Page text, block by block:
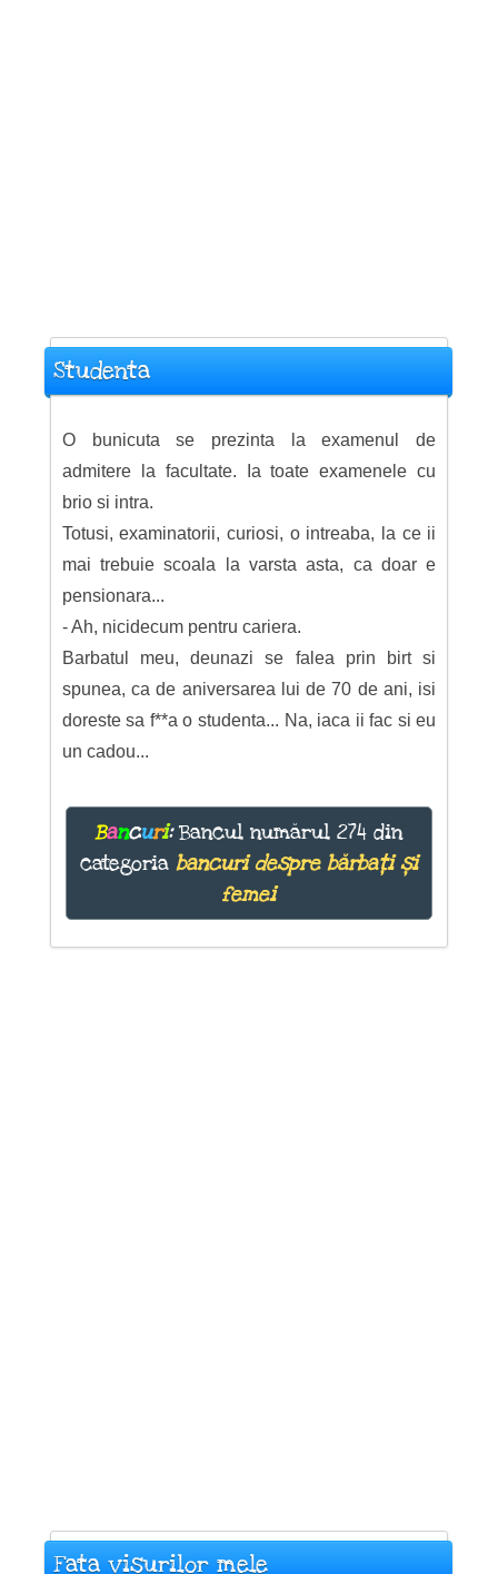
Studenta
O bunicuta se prezinta la examenul de
admitere la facultate. Ia toate examenele cu
brio si intra.
Totusi, examinatorii, curiosi, o intreaba, la ce ii
mai trebuie scoala la varsta asta, ca doar e
pensionara...
- Ah, nicidecum pentru cariera.
Barbatul meu, deunazi se falea prin birt si
spunea, ca de aniversarea lui de 70 de ani, isi
doreste sa f**a o studenta... Na, iaca ii fac si eu
un cadou...
Bancuri:Bancul numărul 274 din
categoria bancuri despre bărbați și
femei
Fata visurilor mele